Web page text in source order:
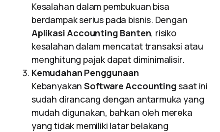
Kesalahan dalam pembukuan bisa
berdampak serius pada bisnis. Dengan
Aplikasi Accounting Banten, risiko
kesalahan dalam mencatat transaksi atau
menghitung pajak dapat diminimalisir.
Kemudahan Penggunaan
KebanyakanSoftware Accountingsaat ini
sudah dirancang dengan antarmuka yang
mudah digunakan, bahkan oleh mereka
yang tidak memiliki latar belakang